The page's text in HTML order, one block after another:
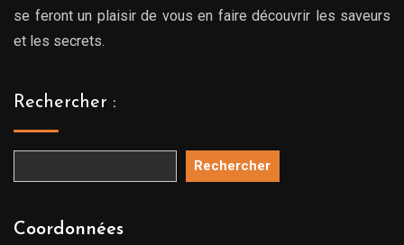
se feront un plaisir de vous en faire découvrir les saveurs
et les secrets.
Rechercher :
Rechercher
Coordonnées